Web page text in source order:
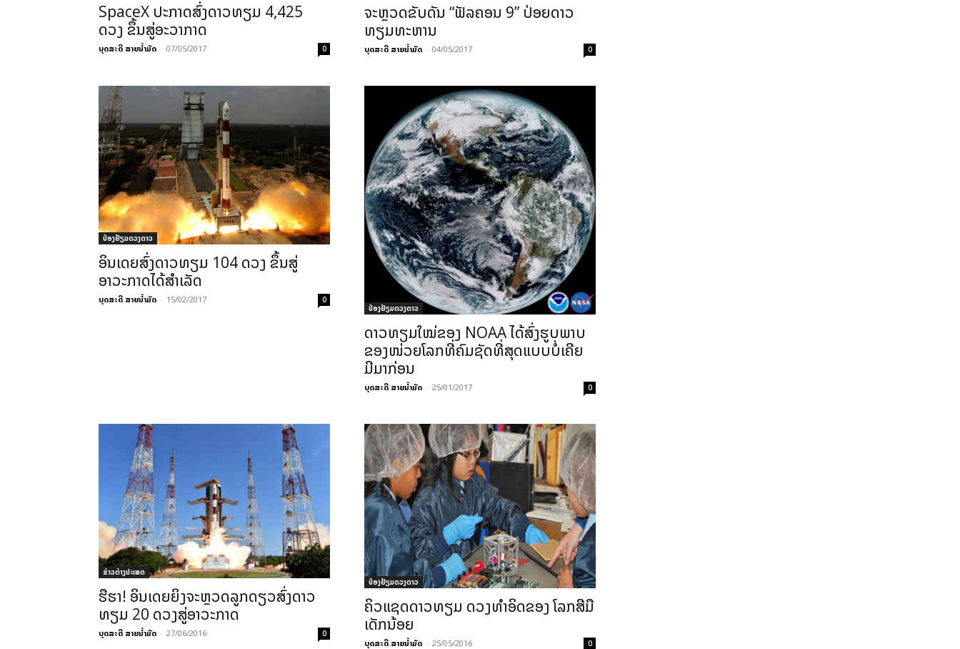
SpaceX ປະກາດສົ່ງດາວທຽມ 4,425
ດວງ ຂຶ້ນສູ່ອະວາກາດ
ບຸດສະດີ ສາຍນ້ຳມັດ - 07/05/2017 0
ຈະຫຼວດຂັບດັນ “ຟັລຄອນ 9” ປ່ອຍດາວ
ທຽມທະຫານ
ບຸດສະດີ ສາຍນ້ຳມັດ - 04/05/2017 0
ປ່ອງຢ້ຽມດວງດາວ
ອິນເດຍສົ່ງດາວທຽມ 104 ດວງ ຂຶ້ນສູ່
ອາວະກາດໄດ້ສຳເລັດ
ບຸດສະດີ ສາຍນ້ຳມັດ - 15/02/2017
0
ປ່ອງຢ້ຽມດວງດາວ
ດາວທຽມໃໝ່ຂອງ NOAA ໄດ້ສົ່ງຮູບພາບ
ຂອງໜ່ວຍໂລກທີ່ຄົມຊັດທີ່ສຸດແບບບໍ່ເຄີຍ
ມີມາກ່ອນ
ບຸດສະດີ ສາຍນ້ຳມັດ - 25/01/2017 0
ຂ່າວຕ່າງປະເທດ
ຮືຮາ! ອິນເດຍຍິງຈະຫຼວດລູກດຽວສົ່ງດາວ
ທຽມ 20 ດວງສູ່ອາວະກາດ
ບຸດສະດີ ສາຍນ້ຳມັດ - 27/06/2016 0
ປ່ອງຢ້ຽມດວງດາວ
ຄິວແຊດ​ດາວ​ທຽມ ​ດວງ​ທຳ​ອິດ​ຂອງ​ ໂລກ​ສີ​ມື​
ເດັກນ້ອຍ​
ບຸດສະດີ ສາຍນ້ຳມັດ - 25/05/2016 0